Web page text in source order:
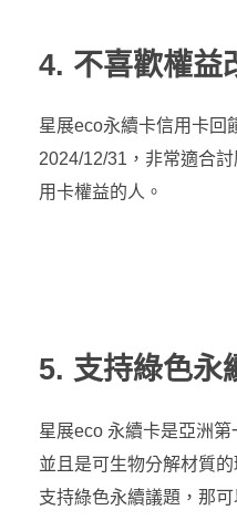
4. 不喜歡權益
星展eco永續卡信用卡回
2024/12/31，非常適合
用卡權益的人。
5. 支持綠色永
星展eco 永續卡是亞洲第
並且是可生物分解材質
支持綠色永續議題，那